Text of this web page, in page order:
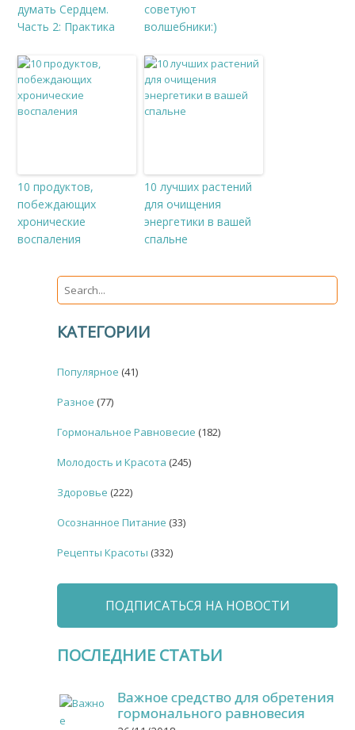
думать Сердцем.
Часть 2: Практика
советуют
волшебники:)
10 продуктов,
побеждающих
хронические
воспаления
10 лучших растений
для очищения
энергетики в вашей
спальне
КАТЕГОРИИ
Популярное (41)
Разное (77)
Гормональное Равновесие (182)
Молодость и Красота (245)
Здоровье (222)
Осознанное Питание (33)
Рецепты Красоты (332)
ПОДПИСАТЬСЯ НА НОВОСТИ
ПОСЛЕДНИЕ СТАТЬИ
Важное средство для обретения
гормонального равновесия